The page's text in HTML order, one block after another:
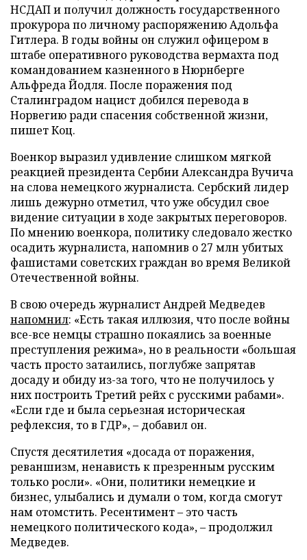
НСДАП и получил должность государственного
прокурора по личному распоряжению Адольфа
Гитлера. В годы войны он служил офицером в
штабе оперативного руководства вермахта под
командованием казненного в Нюрнберге
Альфреда Йодля. После поражения под
Сталинградом нацист добился перевода в
Норвегию ради спасения собственной жизни,
пишет Коц.
Военкор выразил удивление слишком мягкой
реакцией президента Сербии Александра Вучича
на слова немецкого журналиста. Сербский лидер
лишь дежурно отметил, что уже обсудил свое
видение ситуации в ходе закрытых переговоров.
По мнению военкора, политику следовало жестко
осадить журналиста, напомнив о 27 млн убитых
фашистами советских граждан во время Великой
Отечественной войны.
В свою очередь журналист Андрей Медведев
напомнил: «Есть такая иллюзия, что после войны
все-все немцы страшно покаялись за военные
преступления режима», но в реальности «большая
часть просто затаились, поглубже запрятав
досаду и обиду из-за того, что не получилось у
них построить Третий рейх с русскими рабами».
«Если где и была серьезная историческая
рефлексия, то в ГДР», – добавил он.
Спустя десятилетия «досада от поражения,
реваншизм, ненависть к презренным русским
только росли». «Они, политики немецкие и
бизнес, улыбались и думали о том, когда смогут
нам отомстить. Ресентимент – это часть
немецкого политического кода», – продолжил
Медведев.